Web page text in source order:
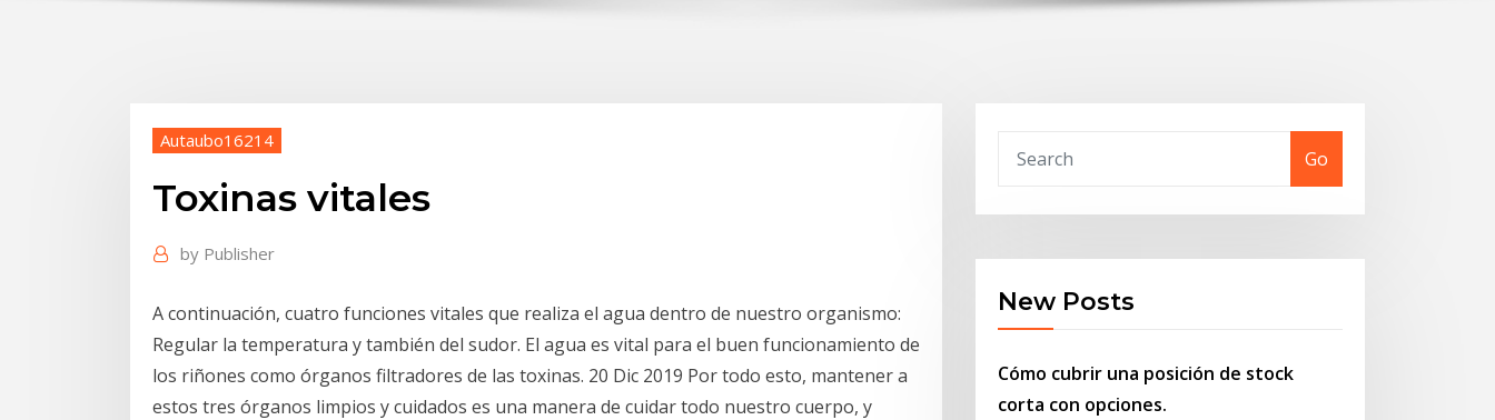
Autaubo16214
Toxinas vitales
by Publisher
A continuación, cuatro funciones vitales que realiza el agua dentro de nuestro organismo:
Regular la temperatura y también del sudor. El agua es vital para el buen funcionamiento de
los riñones como órganos filtradores de las toxinas. 20 Dic 2019 Por todo esto, mantener a
estos tres órganos limpios y cuidados es una manera de cuidar todo nuestro cuerpo, y
Go
New Posts
Cómo cubrir una posición de stock
corta con opciones.